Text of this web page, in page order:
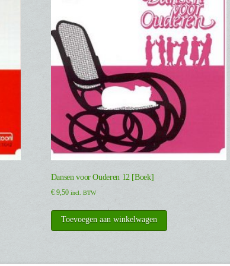
Dansen voor Ouderen 12 [Boek]
€9,50 incl. BTW
Toevoegen aan winkelwagen